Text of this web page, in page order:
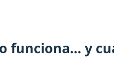
funciona… y